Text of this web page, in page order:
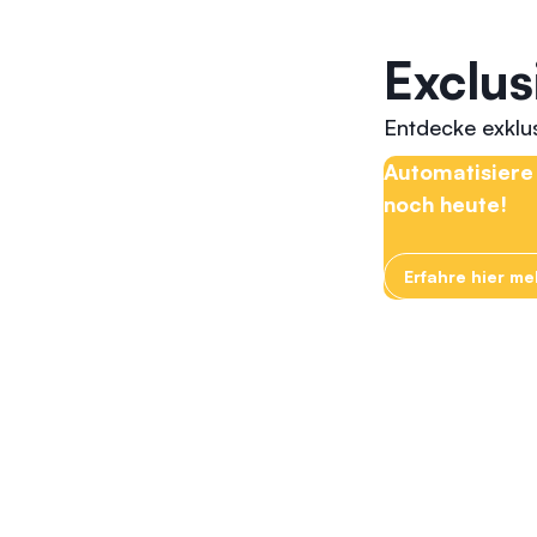
Entdecke
noch heute!
Erfahre hier